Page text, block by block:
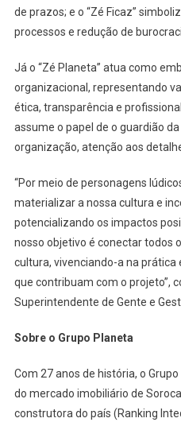
de prazos; e o “Zé Ficaz”
processos e redução de
Já o “Zé Planeta” atua como
organizacional, representando
ética, transparência e
assume o papel de o guardião
organização, atenção aos
“Por meio de personagens
materializar a nossa cultura e
potencializando os impactos
nosso objetivo é conectar todos
cultura, vivenciando-a na prática
que contribuam com o projeto”,
Superintendente de Gente e
Sobre o Grupo Planeta
Com 27 anos de história, o
do mercado imobiliário de
construtora do país (Ranking